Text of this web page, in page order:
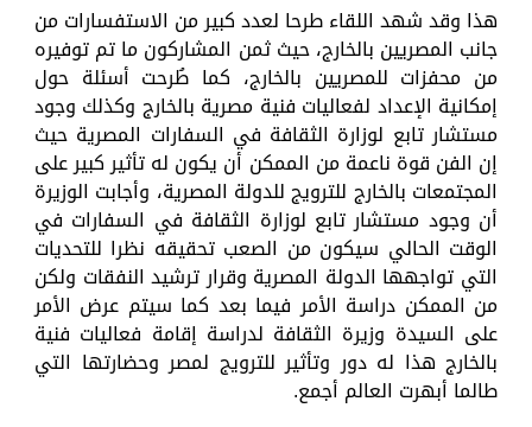
هذا وقد شهد اللقاء طرحا لعدد كبير من الاستفسارات من
جانب المصريين بالخارج، حيث ثمن المشاركون ما تم توفيره
من محفزات للمصريين بالخارج، كما طُرحت أسئلة حول
إمكانية الإعداد لفعاليات فنية مصرية بالخارج وكذلك وجود
مستشار تابع لوزارة الثقافة في السفارات المصرية حيث
إن الفن قوة ناعمة من الممكن أن يكون له تأثير كبير على
المجتمعات بالخارج للترويج للدولة المصرية، وأجابت الوزيرة
أن وجود مستشار تابع لوزارة الثقافة في السفارات في
الوقت الحالي سيكون من الصعب تحقيقه نظرا للتحديات
التي تواجهها الدولة المصرية وقرار ترشيد النفقات ولكن
من الممكن دراسة الأمر فيما بعد كما سيتم عرض الأمر
على السيدة وزيرة الثقافة لدراسة إقامة فعاليات فنية
بالخارج هذا له دور وتأثير للترويج لمصر وحضارتها التي
طالما أبهرت العالم أجمع.